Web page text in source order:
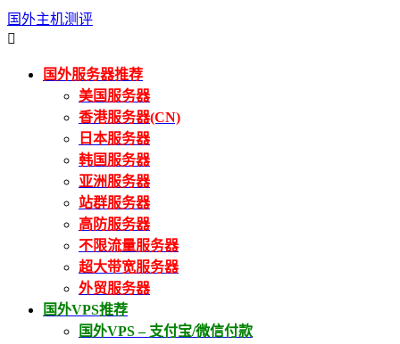
国外主机测评

国外服务器推荐
美国服务器
香港服务器(CN)
日本服务器
韩国服务器
亚洲服务器
站群服务器
高防服务器
不限流量服务器
超大带宽服务器
外贸服务器
国外VPS推荐
国外VPS – 支付宝/微信付款